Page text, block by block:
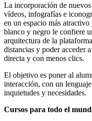
La incorporación de
vídeos, infografías e
en un espacio más
blanco y negro le confiere
arquitectura de la
distancias y poder acceder
directa y con menos clics.
El objetivo es poner al
interacción, con un
inquietudes y necesidades.
Cursos para todo el